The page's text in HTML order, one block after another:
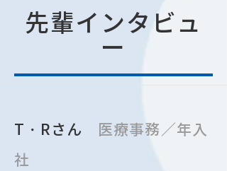
先輩インタビュ
ー
T・Rさん 医療事務／年入
社